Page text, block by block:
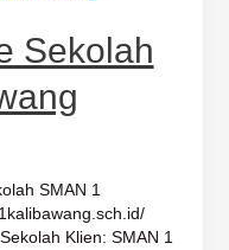
Sekolah
SMAN 1
Klien: SMAN 1